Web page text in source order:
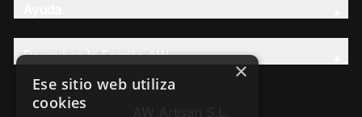
Descubre la Familia AW
×
Ese sitio web utiliza
cookies